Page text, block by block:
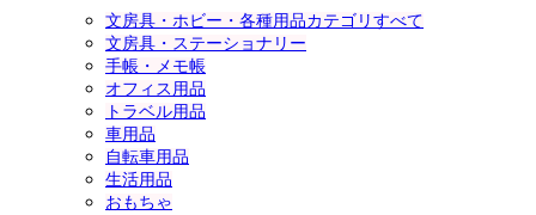
文房具・ホビー・各種用品カテゴリすべて
文房具・ステーショナリー
手帳・メモ帳
オフィス用品
トラベル用品
車用品
自転車用品
生活用品
おもちゃ